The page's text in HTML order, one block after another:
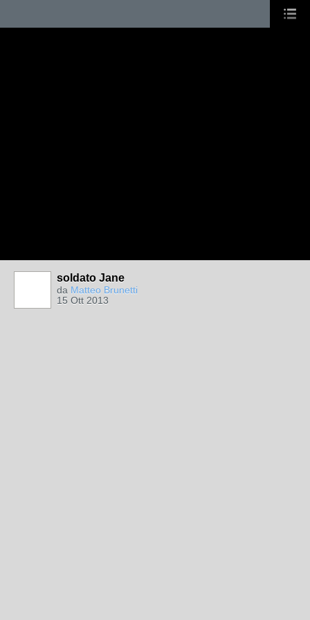
soldato Jane
da Matteo Brunetti
15 Ott 2013